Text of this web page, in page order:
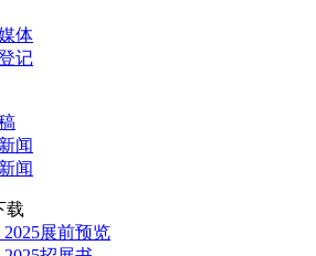
体
记
闻
闻
载
2025展前预览